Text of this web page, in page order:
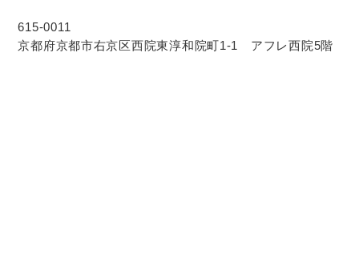
615-0011
京都府京都市右京区西院東淳和院町1-1 アフレ西院5階